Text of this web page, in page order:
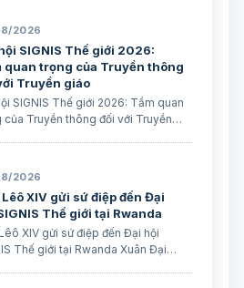
2026
SIGNIS Thế giới 2026:
quan trọng của Truyền thông
Truyền giáo
SIGNIS Thế giới 2026: Tầm quan
của Truyền thông đối với Truyền
2026
XIV gửi sứ điệp đến Đại
Thế giới tại Rwanda
XIV gửi sứ điệp đến Đại hội
Thế giới tại Rwanda Xuân Đại